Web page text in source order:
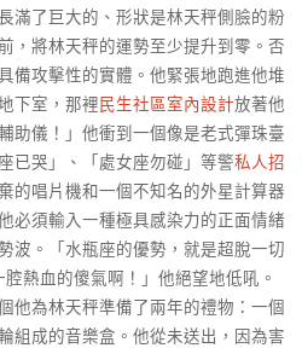
滿了巨大的、形狀是林天秤側臉的粉
，將林天秤的運勢至少提升到零。否
備攻擊性的實體。他緊張地跑進他堆
下室，那裡民生社區室內設計放著他
助儀！」他衝到一個像是老式彈珠臺
已哭」、「處女座勿碰」等警私人招
的唱片機和一個不知名的外星計算器
必須輸入一種極具感染力的正面情緒
波。「水瓶座的優勢，就是超脫一切
熱血的傻氣啊！」他絕望地低吼。
他為林天秤準備了兩年的禮物：一個
組成的音樂盒。他從未送出，因為害